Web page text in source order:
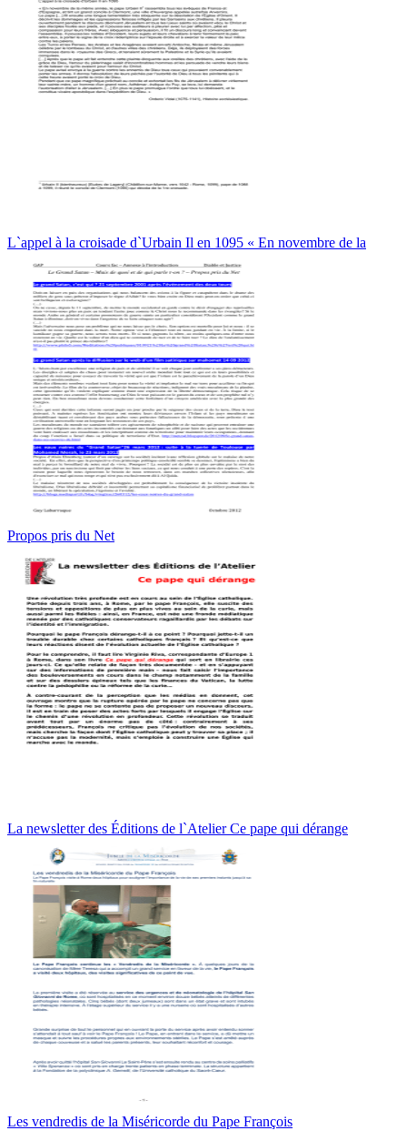
L`appel à la croisade d`Urbain Il en 1095 « En novembre de la
Propos pris du Net
La newsletter des Éditions de l`Atelier Ce pape qui dérange
Les vendredis de la Miséricorde du Pape François